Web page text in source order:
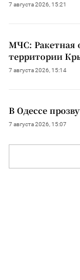
7 августа 2026, 15:21
МЧС: Ракетная
территории
7 августа 2026, 15:14
В Одессе
7 августа 2026, 15:07